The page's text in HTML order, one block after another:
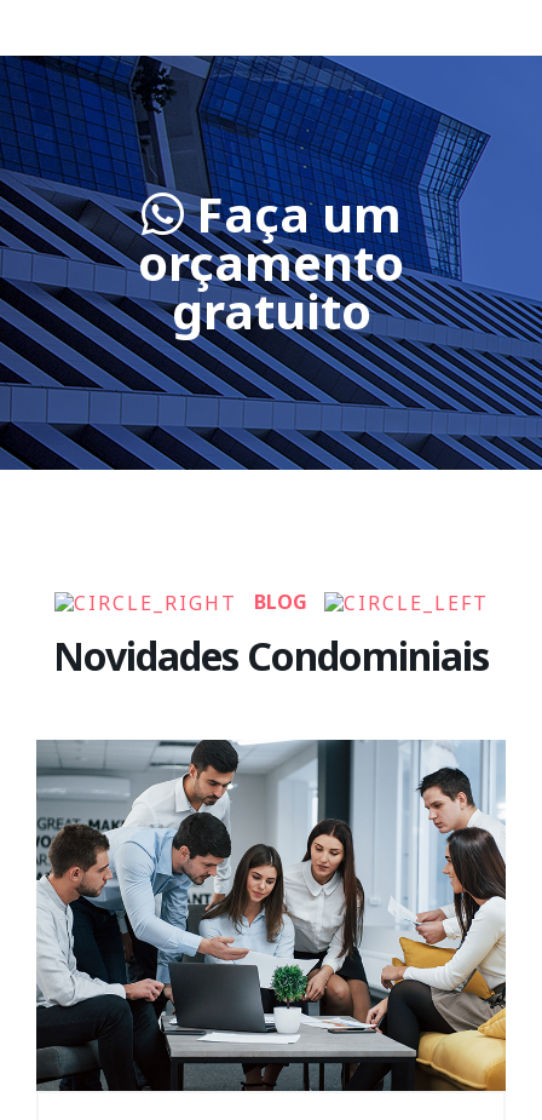
Faça um
orçamento
gratuito
BLOG
Novidades Condominiais